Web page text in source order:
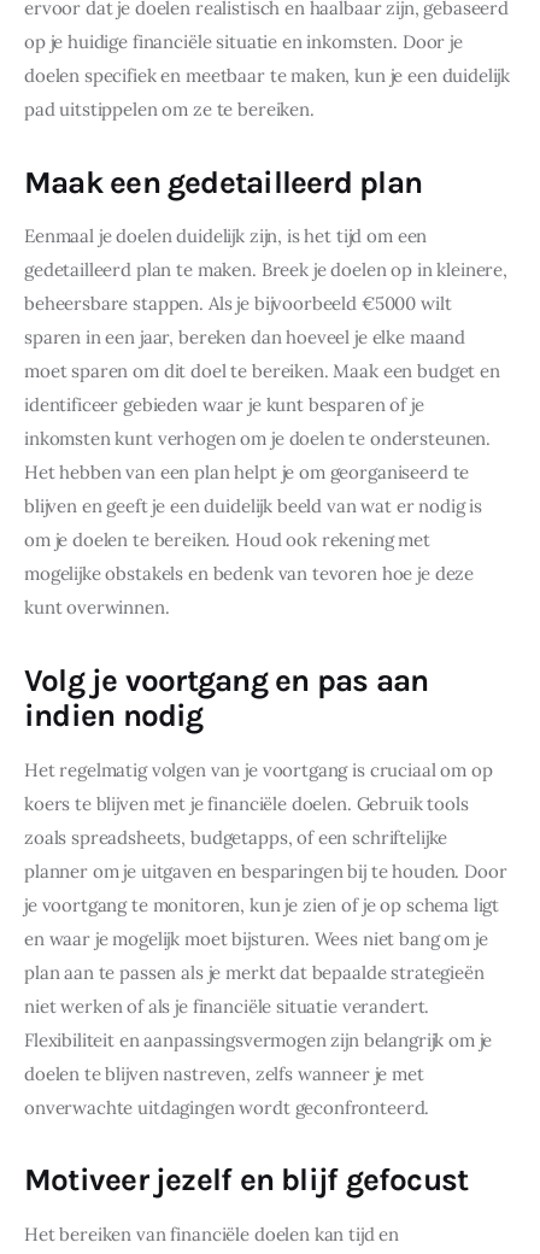
ervoor dat je doelen realistisch en haalbaar zijn, gebaseerd
op je huidige financiële situatie en inkomsten. Door je
doelen specifiek en meetbaar te maken, kun je een duidelijk
pad uitstippelen om ze te bereiken.
Maak een gedetailleerd plan
Eenmaal je doelen duidelijk zijn, is het tijd om een
gedetailleerd plan te maken. Breek je doelen op in kleinere,
beheersbare stappen. Als je bijvoorbeeld €5000 wilt
sparen in een jaar, bereken dan hoeveel je elke maand
moet sparen om dit doel te bereiken. Maak een budget en
identificeer gebieden waar je kunt besparen of je
inkomsten kunt verhogen om je doelen te ondersteunen.
Het hebben van een plan helpt je om georganiseerd te
blijven en geeft je een duidelijk beeld van wat er nodig is
om je doelen te bereiken. Houd ook rekening met
mogelijke obstakels en bedenk van tevoren hoe je deze
kunt overwinnen.
Volg je voortgang en pas aan
indien nodig
Het regelmatig volgen van je voortgang is cruciaal om op
koers te blijven met je financiële doelen. Gebruik tools
zoals spreadsheets, budgetapps, of een schriftelijke
planner om je uitgaven en besparingen bij te houden. Door
je voortgang te monitoren, kun je zien of je op schema ligt
en waar je mogelijk moet bijsturen. Wees niet bang om je
plan aan te passen als je merkt dat bepaalde strategieën
niet werken of als je financiële situatie verandert.
Flexibiliteit en aanpassingsvermogen zijn belangrijk om je
doelen te blijven nastreven, zelfs wanneer je met
onverwachte uitdagingen wordt geconfronteerd.
Motiveer jezelf en blijf gefocust
Het bereiken van financiële doelen kan tijd en